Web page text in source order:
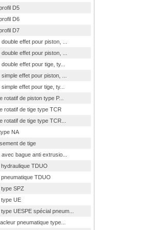
D5
D6
D7
effet pour piston, ...
effet pour piston, ...
effet pour tige, ty...
effet pour piston, ...
effet pour tige, ty...
rotatif de piston type P...
rotatif de tige type TCR
rotatif de tige type TCR...
NA
de tige
bague anti extrusio...
TDUO
TDUO
SPZ
UE
UESPE spécial pneum...
pneumatique type...